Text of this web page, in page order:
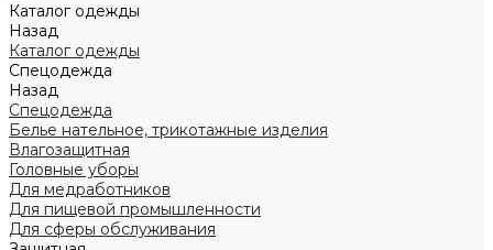
Каталог одежды
Назад
Каталог одежды
Спецодежда
Назад
Спецодежда
Белье нательное, трикотажные изделия
Влагозащитная
Головные уборы
Для медработников
Для пищевой промышленности
Для сферы обслуживания